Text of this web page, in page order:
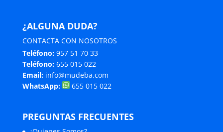
¿ALGUNA DUDA?
CONTACTA CON NOSOTROS
Teléfono: 957 51 70 33
Teléfono: 655 015 022
Email: info@mudeba.com
WhatsApp:
655 015 022
PREGUNTAS FRECUENTES